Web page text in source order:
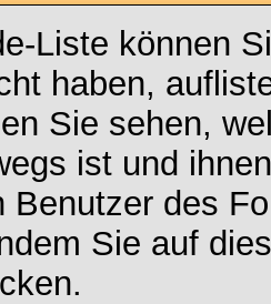
Liste können
haben,
Sie sehen,
ist und
Benutzer des
Sie auf